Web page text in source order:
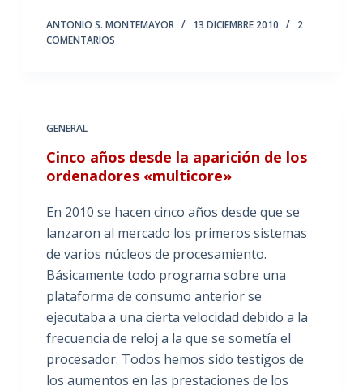
ANTONIO S. MONTEMAYOR 13 DICIEMBRE 2010
2
COMENTARIOS
GENERAL
Cinco años desde la aparición de los
ordenadores «multicore»
En 2010 se hacen cinco años desde que se
lanzaron al mercado los primeros sistemas
de varios núcleos de procesamiento.
Básicamente todo programa sobre una
plataforma de consumo anterior se
ejecutaba a una cierta velocidad debido a la
frecuencia de reloj a la que se sometía el
procesador. Todos hemos sido testigos de
los aumentos en las prestaciones de los